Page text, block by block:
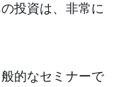
投資は、非常に
的なセミナーで